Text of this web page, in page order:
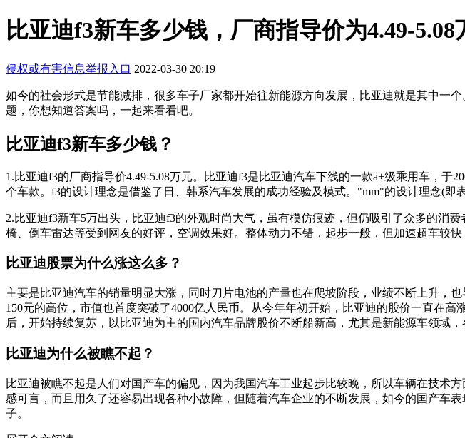
比亚迪f3新车多少钱，厂商指导价为4.49-5.08
侵权或有害信息举报入口 2022-03-30 20:19
如今的社会形式是节能减排，很多车子厂家都开始往新能源方向发展，比亚迪就是其中一
题，你想知道答案吗，一起来看看吧。
比亚迪f3新车多少钱？
1.比亚迪f3的厂商指导价4.49-5.08万元。比亚迪f3是比亚迪汽车下线的一款a+级乘用车，
个车款。f3的设计理念是借鉴了日、韩系汽车发展的成功经验及模式。"mm"的设计理念(
2.比亚迪f3新车5万出头，比亚迪f3的外观时尚大气，虽有模仿痕迹，但仍吸引了众多的消
椅、倒车雷达等受到网友的好评，空调效果好。整体动力不错，起步一般，但加速超车较
比亚迪股票为什么涨这么多？
主要是比亚迪汽车的销量明显大涨，同时刀片电池的产量也在爬坡阶段，业绩不断上升，
150元的高位，市值也首度突破了4000亿人民币。从今年年初开始，比亚迪的股价一直在
后，开始持续复苏，以比亚迪为主的国内汽车品牌股价不断船新高，尤其是新能源车领域
比亚迪为什么被瞧不起？
比亚迪被瞧不起是人们对国产车的偏见，因为我国汽车工业起步比较晚，所以车辆在技术
感可言，而且用久了还容易出现各种小故障，但随着汽车企业的不断发展，如今的国产车
子。